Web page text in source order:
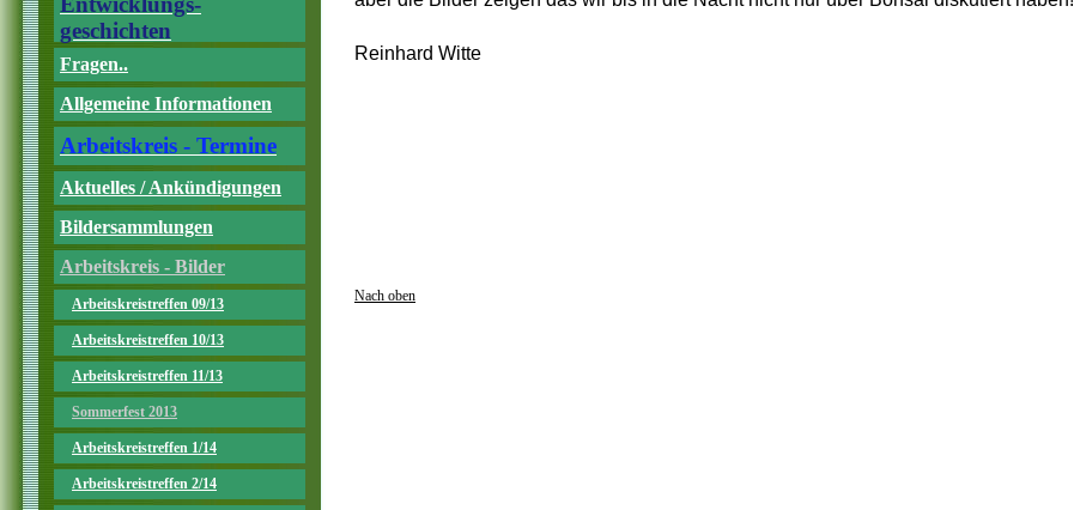
geschichten
Fragen..
Allgemeine Informationen
Arbeitskreis - Termine
Aktuelles / Ankündigungen
Bildersammlungen
Arbeitskreis - Bilder
Arbeitskreistreffen 09/13
Arbeitskreistreffen 10/13
Arbeitskreistreffen 11/13
Sommerfest 2013
Arbeitskreistreffen 1/14
Arbeitskreistreffen 2/14
Reinhard Witte
Nach oben